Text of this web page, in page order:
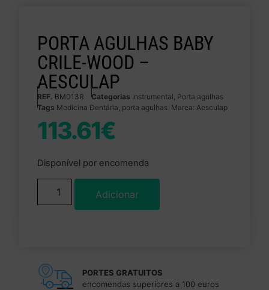
PORTA AGULHAS BABY
CRILE-WOOD –
AESCULAP
REF. BM013R Categorias Instrumental Porta agulhas
Tags Medicina Dentária porta agulhas Marca: Aesculap
113.61€
Disponível por encomenda
Adicionar
PORTES GRATUITOS
encomendas superiores a 100 euros